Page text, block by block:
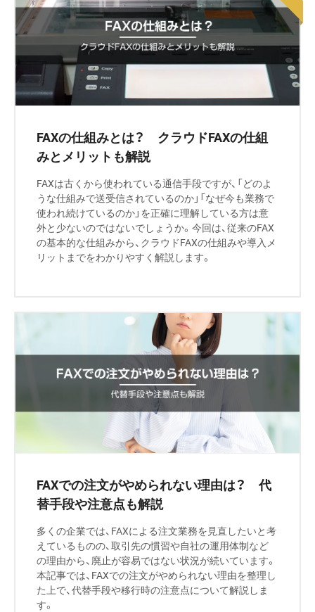
FAXの仕組みとは？ クラウドFAXの仕組
みとメリットも解説
FAXは古くから使われている通信手段ですが、「どのよ
うな仕組みで送受信されているのか」「なぜ今も業務で
使われ続けているのか」を正確に理解している方は意
外と少ないのではないでしょうか。今回は、従来のFAX
の基本的な仕組みから、クラウドFAXの仕組みや導入メ
リットまでをわかりやすく解説します。
FAXでの注文がやめられない理由は？ 代
替手段や注意点も解説
多くの企業では、FAXによる注文業務を見直したいと考
えているものの、取引先の慣習や自社の運用体制など
の理由から、廃止が容易ではない状況が続いています。
本記事では、FAXでの注文がやめられない理由を整理し
た上で、代替手段や移行時の注意点について解説しま
す。